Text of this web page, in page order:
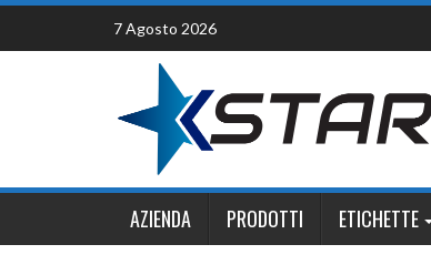
Skip
content
7 Agosto 2026
AZIENDA PRODOTTI ETICHETTE